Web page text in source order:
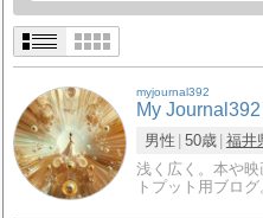
myjournal392
My Journal392
男性 50歳 福井
浅く広く。本や
トプット用ブロ